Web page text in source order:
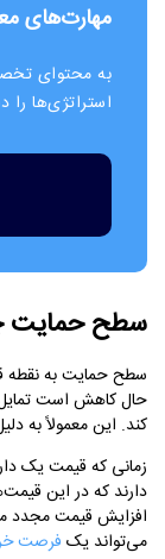
مهارت‌های
به محتوای
استراتژی‌ها را
سطح
سطح حمایت به نقطه
حال کاهش است
کند. این معمولاً به
زمانی که قیمت یک
دارند که در این
افزایش قیمت مجدد
می‌تواند یک فرصت